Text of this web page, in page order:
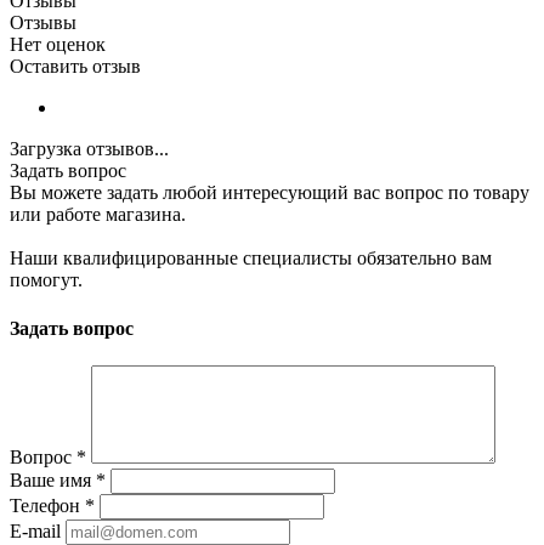
Отзывы
Нет оценок
Оставить отзыв
Загрузка отзывов...
Задать вопрос
Вы можете задать любой интересующий вас вопрос по товару
или работе магазина.
Наши квалифицированные специалисты обязательно вам
помогут.
Задать вопрос
Вопрос *
Ваше имя *
Телефон *
E-mail